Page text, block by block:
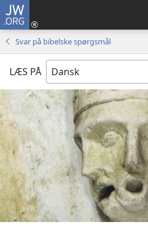
JW.ORG
Svar på bibelske spørgsmål
LÆS PÅ